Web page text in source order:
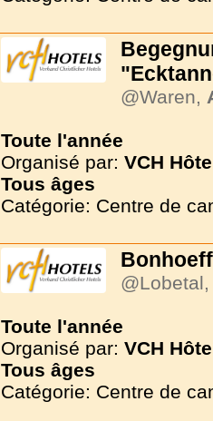
@Waren,
Toute l'année
Organisé par: VCH
Tous âges
Catégorie: Centre de
Toute l'année
Organisé par: VCH
Tous âges
Catégorie: Centre de